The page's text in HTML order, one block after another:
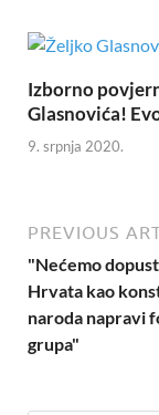
Izborno
Glasnovića!
9. srpnja 2020.
PREVIOUS
"Nećemo
Hrvata kao
naroda napravi
grupa"